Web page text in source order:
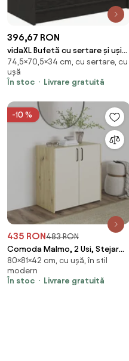
396,67 RON
vidaXL Bufetă cu sertare și uși
Stejar negru 70,5x34x74,5 cm
74,5×70,5×34 cm, cu sertare, cu
ușă
În stoc
Livrare gratuită
-10 %
435 RON483 RON
Comoda Malmo, 2 Usi, Stejar
Artisan/Argila, 81 x 42 x 80 cm
80×81×42 cm, cu ușă, în stil
modern
În stoc
Livrare gratuită